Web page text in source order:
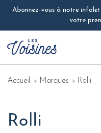
Abonnez-vous à notre
votre
Accueil Marques Rolli
Rolli